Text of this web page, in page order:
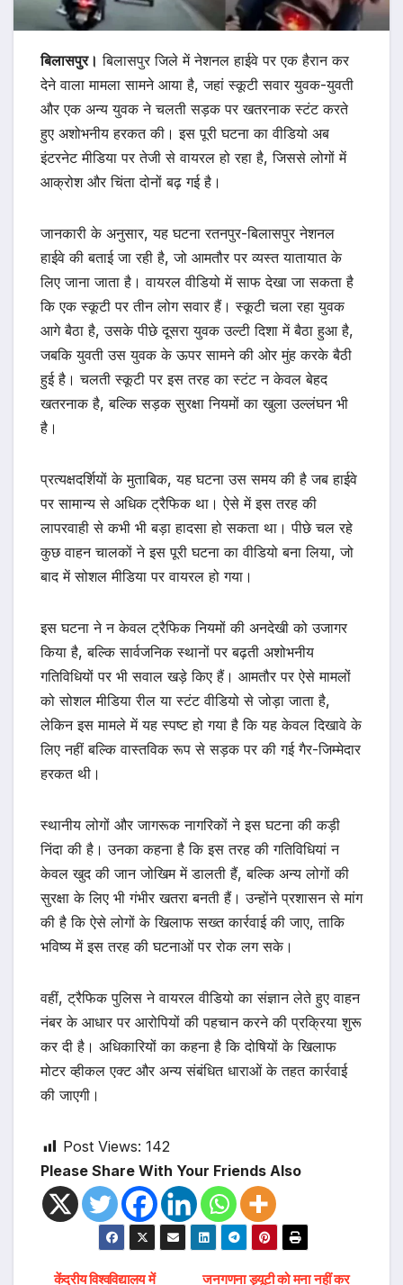
बिलासपुर। बिलासपुर जिले में नेशनल हाईवे पर एक हैरान कर
देने वाला मामला सामने आया है, जहां स्कूटी सवार युवक-युवती
और एक अन्य युवक ने चलती सड़क पर खतरनाक स्टंट करते
हुए अशोभनीय हरकत की। इस पूरी घटना का वीडियो अब
इंटरनेट मीडिया पर तेजी से वायरल हो रहा है, जिससे लोगों में
आक्रोश और चिंता दोनों बढ़ गई है।
जानकारी के अनुसार, यह घटना रतनपुर-बिलासपुर नेशनल
हाईवे की बताई जा रही है, जो आमतौर पर व्यस्त यातायात के
लिए जाना जाता है। वायरल वीडियो में साफ देखा जा सकता है
कि एक स्कूटी पर तीन लोग सवार हैं। स्कूटी चला रहा युवक
आगे बैठा है, उसके पीछे दूसरा युवक उल्टी दिशा में बैठा हुआ है,
जबकि युवती उस युवक के ऊपर सामने की ओर मुंह करके बैठी
हुई है। चलती स्कूटी पर इस तरह का स्टंट न केवल बेहद
खतरनाक है, बल्कि सड़क सुरक्षा नियमों का खुला उल्लंघन भी
है।
प्रत्यक्षदर्शियों के मुताबिक, यह घटना उस समय की है जब हाईवे
पर सामान्य से अधिक ट्रैफिक था। ऐसे में इस तरह की
लापरवाही से कभी भी बड़ा हादसा हो सकता था। पीछे चल रहे
कुछ वाहन चालकों ने इस पूरी घटना का वीडियो बना लिया, जो
बाद में सोशल मीडिया पर वायरल हो गया।
इस घटना ने न केवल ट्रैफिक नियमों की अनदेखी को उजागर
किया है, बल्कि सार्वजनिक स्थानों पर बढ़ती अशोभनीय
गतिविधियों पर भी सवाल खड़े किए हैं। आमतौर पर ऐसे मामलों
को सोशल मीडिया रील या स्टंट वीडियो से जोड़ा जाता है,
लेकिन इस मामले में यह स्पष्ट हो गया है कि यह केवल दिखावे के
लिए नहीं बल्कि वास्तविक रूप से सड़क पर की गई गैर-जिम्मेदार
हरकत थी।
स्थानीय लोगों और जागरूक नागरिकों ने इस घटना की कड़ी
निंदा की है। उनका कहना है कि इस तरह की गतिविधियां न
केवल खुद की जान जोखिम में डालती हैं, बल्कि अन्य लोगों की
सुरक्षा के लिए भी गंभीर खतरा बनती हैं। उन्होंने प्रशासन से मांग
की है कि ऐसे लोगों के खिलाफ सख्त कार्रवाई की जाए, ताकि
भविष्य में इस तरह की घटनाओं पर रोक लग सके।
वहीं, ट्रैफिक पुलिस ने वायरल वीडियो का संज्ञान लेते हुए वाहन
नंबर के आधार पर आरोपियों की पहचान करने की प्रक्रिया शुरू
कर दी है। अधिकारियों का कहना है कि दोषियों के खिलाफ
मोटर व्हीकल एक्ट और अन्य संबंधित धाराओं के तहत कार्रवाई
की जाएगी।
Post Views: 142
Please Share With Your Friends Also
जनगणना ड्यूटी को मना नहीं कर
केंद्रीय विश्वविद्यालय में